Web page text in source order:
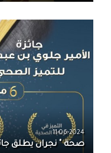
11-06-2024
صحة " نجران يطلق